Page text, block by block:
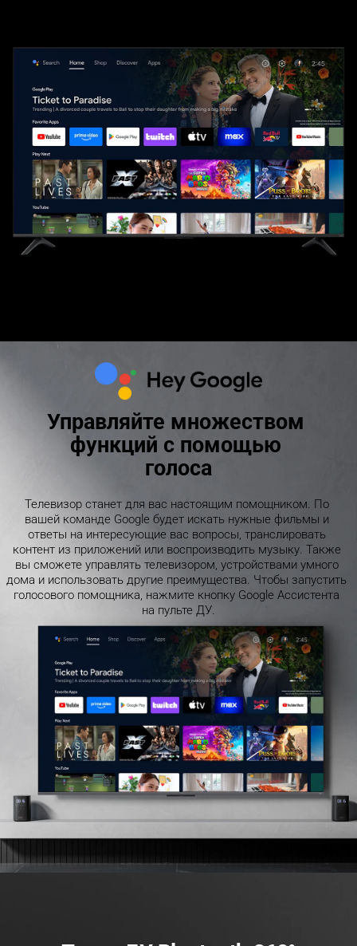
Управляйте множеством
функций с помощью
голоса
Телевизор станет для вас настоящим помощником. По
вашей команде Google будет искать нужные фильмы и
ответы на интересующие вас вопросы, транслировать
контент из приложений или воспроизводить музыку. Также
вы сможете управлять телевизором, устройствами умного
дома и использовать другие преимущества. Чтобы запустить
голосового помощника, нажмите кнопку Google Ассистента
на пульте ДУ.